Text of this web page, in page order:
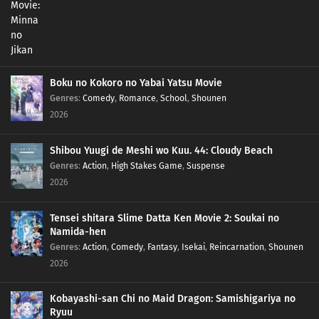
332 Episode 332
331
329 Episode 329
327 Episode 327
325 Episode 325
Episode 324
323 Episode 323
Boku no Kokoro no Yabai Yatsu Movie
Genres: Comedy, Romance, School, Shounen
2026
Shibou Yuugi de Meshi wo Kuu. 44: Cloudy Beach
Genres: Action, High Stakes Game, Suspense
2026
Tensei shitara Slime Datta Ken Movie 2: Soukai no
Namida-hen
Genres: Action, Comedy, Fantasy, Isekai, Reincarnation, Shounen
2026
Kobayashi-san Chi no Maid Dragon: Samishigariya no
Ryuu